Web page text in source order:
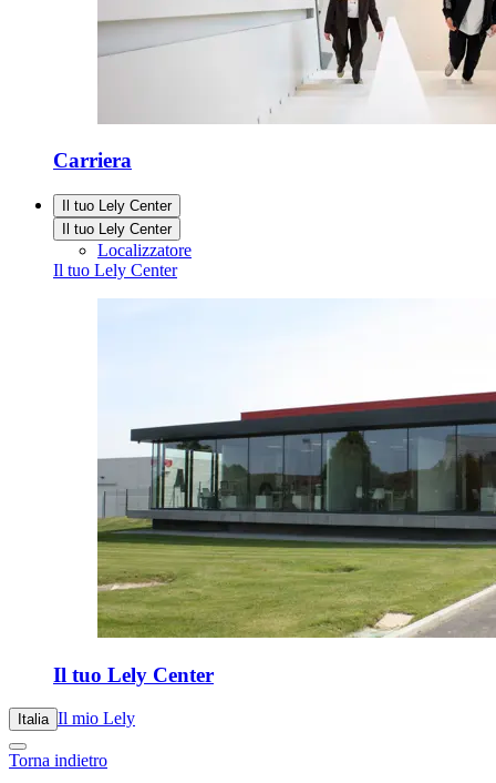
Carriera
Il tuo Lely Center
Il tuo Lely Center
Localizzatore
Il tuo Lely Center
Il tuo Lely Center
Italia Il mio Lely
Torna indietro